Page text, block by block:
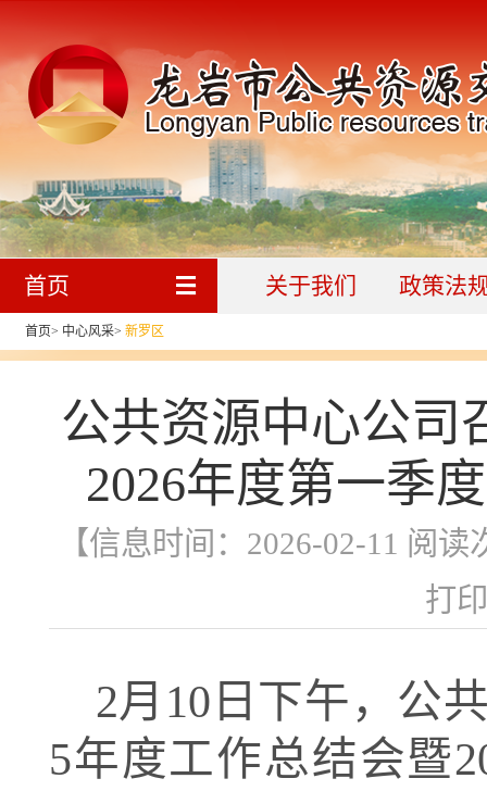
首页 关于我们 政策法
首页> 中心风采> 新罗区
公共资源中心公司
2026年度第一季
【信息时间：2026-02-11 阅读
打
2月10日下午，公
5年度工作总结会暨